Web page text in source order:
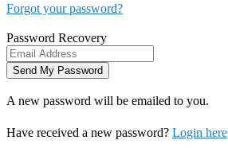
Forgot your password?
Password Recovery
A new password will be emailed to you.
Have received a new password? Login here